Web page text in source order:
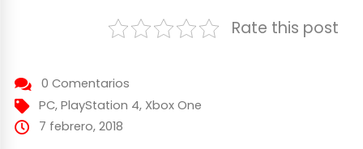
Rate this post
0 Comentarios
PC, PlayStation 4, Xbox One
7 febrero, 2018